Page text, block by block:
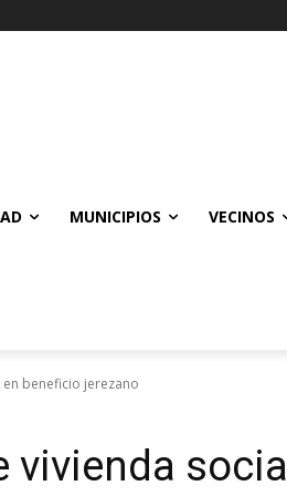
MUNICIPIOS VECINOS
beneficio jerezano
social